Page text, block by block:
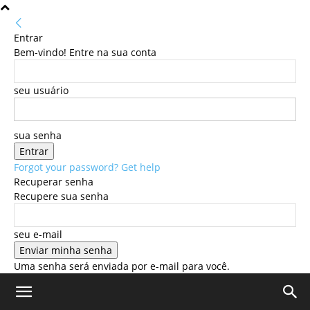
Entrar
Bem-vindo! Entre na sua conta
seu usuário
sua senha
Forgot your password? Get help
Recuperar senha
Recupere sua senha
seu e-mail
Uma senha será enviada por e-mail para você.